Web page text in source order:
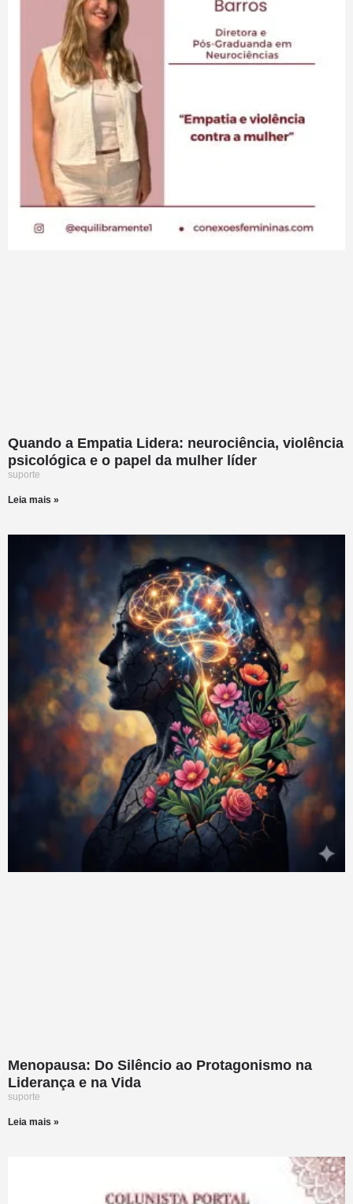
Quando a Empatia Lidera: neurociência, violência
psicológica e o papel da mulher líder
suporte
Leia mais »
Menopausa: Do Silêncio ao Protagonismo na
Liderança e na Vida
suporte
Leia mais »